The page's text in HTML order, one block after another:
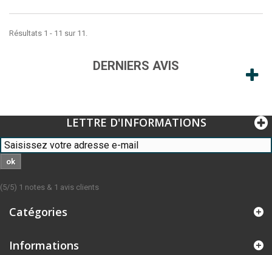
Résultats 1 - 11 sur 11.
DERNIERS AVIS
LETTRE D'INFORMATIONS
ok
(5/5) 1 notes & 1 avis clients
Catégories
Informations